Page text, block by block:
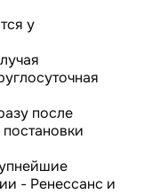
у
после
- Ренессанс и